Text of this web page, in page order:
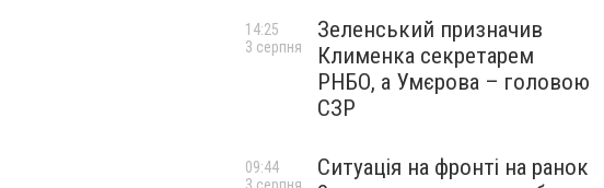
Зеленський призначив
Клименка секретарем
РНБО, а Умєрова – головою
СЗР
14:25
3 серпня
Ситуація на фронті на ранок
09:44